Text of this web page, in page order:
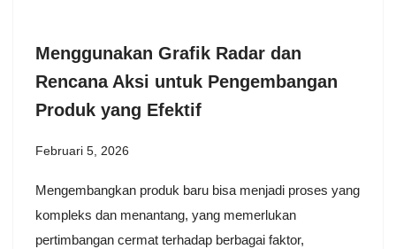
Menggunakan Grafik Radar dan
Rencana Aksi untuk Pengembangan
Produk yang Efektif
Februari 5, 2026
Mengembangkan produk baru bisa menjadi proses yang
kompleks dan menantang, yang memerlukan
pertimbangan cermat terhadap berbagai faktor,